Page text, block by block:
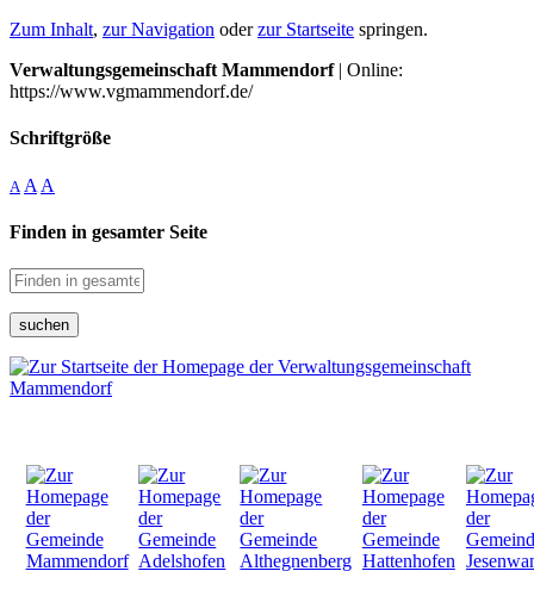
Zum Inhalt, zur Navigation oderzur Startseite springen.
Verwaltungsgemeinschaft Mammendorf| Online:
https://www.vgmammendorf.de/
Schriftgröße
A A A
Finden in gesamter Seite
suchen